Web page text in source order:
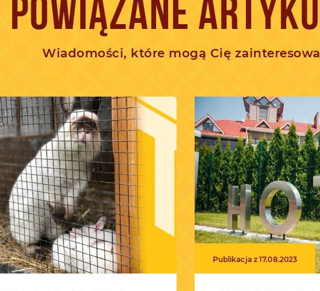
POWIĄZANE
Wiadomości, które mogą Cię
Publikacja z 17.08.2023